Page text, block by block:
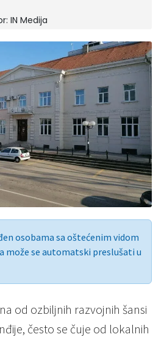
IN Medija
osobama sa oštećenim vidom
može se automatski preslušati u
od ozbiljnih razvojnih šansi
često se čuje od lokalnih